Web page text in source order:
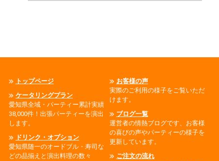
トップページ
ケータリングプラン
愛知県全域・パーティー累計実績
38,000件！出張パーティーを演出
します。
ドリンク・オプション
愛知県随一のオードブル・寿司な
どの品揃えと演出料理の数々
お客様の声
実際のご利用の様子をご覧いただ
けます。
ブログ一覧
運営者の情熱ブログです、お客様
の喜びの声やパーティーの様子を
更新しています。
ご注文の流れ